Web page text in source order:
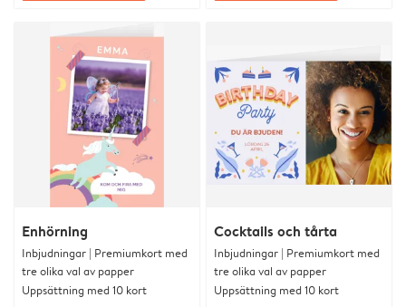
Enhörning
Inbjudningar | Premiumkort med
tre olika val av papper
Uppsättning med 10 kort
Cocktails och tårta
Inbjudningar | Premiumkort med
tre olika val av papper
Uppsättning med 10 kort